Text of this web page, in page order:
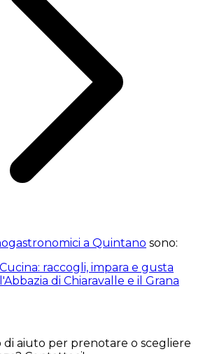
a Quintano sono:
raccogli, impara e gusta
di Chiaravalle e il Grana
di aiuto per prenotare o scegliere